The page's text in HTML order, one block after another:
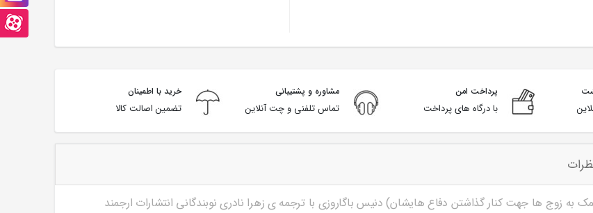
پرداخت امن
با درگاه های پرداخت
مشاوره و پشتیبانی
تماس تلفنی و چت آنلاین
خرید با اطمینان
تضمین اصالت کالا
زوج ها جهت کنار گذاشتن دفاع هایشان) دنیس باگاروزی با ترجمه ی زهرا نادری نوبندگانی انتشارات ارجمند
آپ
اینستاگرام
صفحه